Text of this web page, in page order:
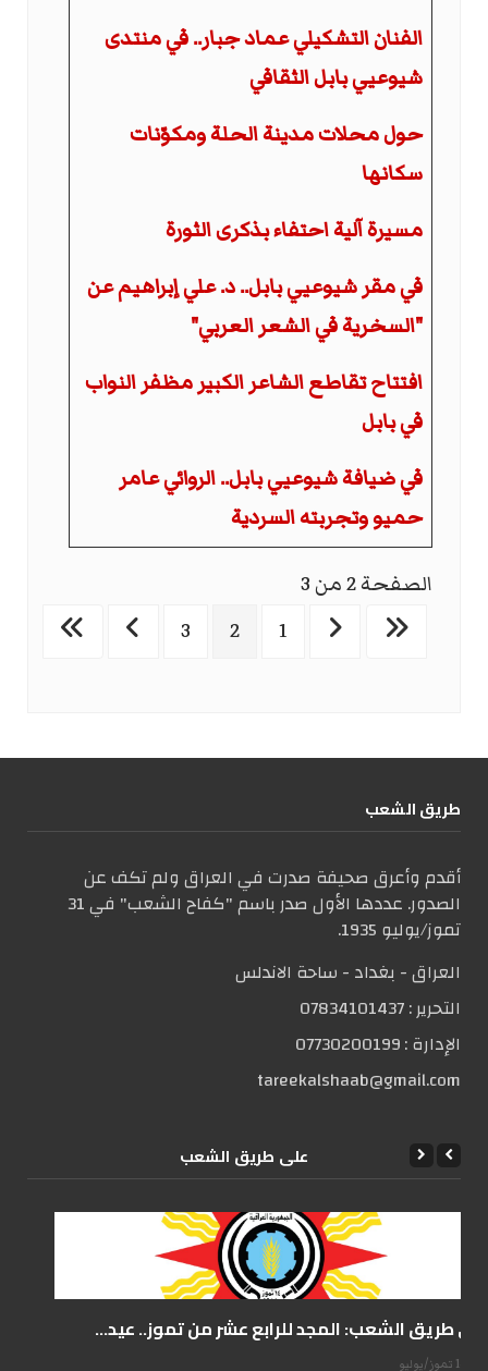
الفنان التشكيلي عماد جبار.. في منتدى
شيوعيي بابل الثقافي
حول محلات مدينة الحلة ومكوّنات
سكانها
مسيرة آلية احتفاء بذكرى الثورة
في مقر شيوعيي بابل.. د. علي إبراهيم عن
"السخرية في الشعر العربي"
افتتاح تقاطع الشاعر الكبير مظفر النواب
في بابل
في ضيافة شيوعيي بابل.. الروائي عامر
حميو وتجربته السردية
الصفحة 2 من 3
1
2
3
طریق الشعب
أقدم وأعرق صحيفة صدرت في العراق ولم تكف عن
الصدور. عددها الأول صدر باسم "كفاح الشعب" في 31
تموز/يوليو 1935.
العراق - بغداد - ساحة الاندلس
التحریر :07834101437
الإدارة :07730200199
tareekalshaab@gmail.com
علی طریق الشعب
على طريق الشعب: المجد للرابع عشر من تموز.. عيد...
14 تموز/يوليو